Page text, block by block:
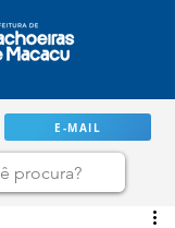
E-MAIL